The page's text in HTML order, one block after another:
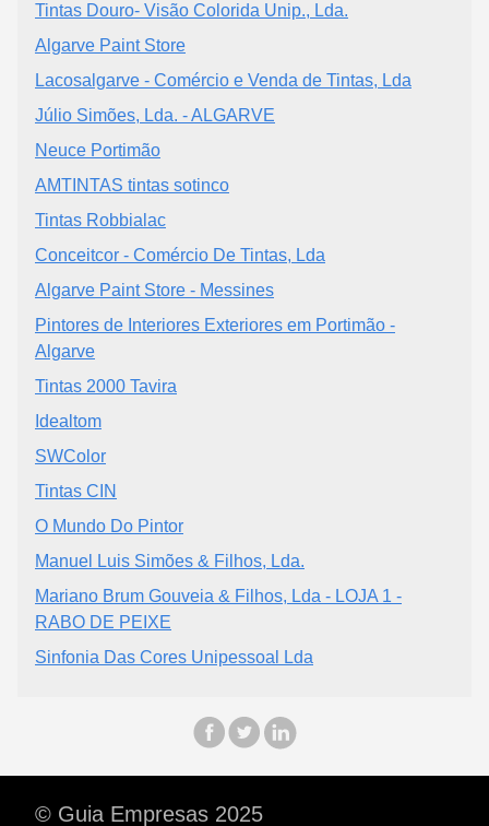
Tintas Douro- Visão Colorida Unip., Lda.
Algarve Paint Store
Lacosalgarve - Comércio e Venda de Tintas, Lda
Júlio Simões, Lda. - ALGARVE
Neuce Portimão
AMTINTAS tintas sotinco
Tintas Robbialac
Conceitcor - Comércio De Tintas, Lda
Algarve Paint Store - Messines
Pintores de Interiores Exteriores em Portimão -
Algarve
Tintas 2000 Tavira
Idealtom
SWColor
Tintas CIN
O Mundo Do Pintor
Manuel Luis Simões & Filhos, Lda.
Mariano Brum Gouveia & Filhos, Lda - LOJA 1 -
RABO DE PEIXE
Sinfonia Das Cores Unipessoal Lda
© Guia Empresas 2025